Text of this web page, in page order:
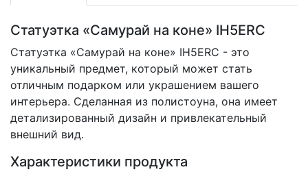
Статуэтка «Самурай на коне» IH5ERC
Статуэтка «Самурай на коне» IH5ERC - это
уникальный предмет, который может стать
отличным подарком или украшением вашего
интерьера. Сделанная из полистоуна, она имеет
детализированный дизайн и привлекательный
внешний вид.
Характеристики продукта